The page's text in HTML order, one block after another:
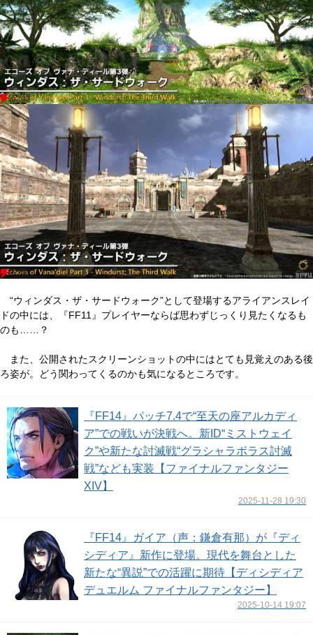
“ウィンダス・ザ・サードウォーク”として登場するアライアンスレイ
ドの中には、『FF11』プレイヤーならば思わずじっくり見たくなるも
のも……？
また、公開されたスクリーンショットの中にはとても見覚えのある後
ろ姿が。どう関わってくるのかも気になるところです。
『FF14』パッチ7.4で“至天の座アルカディ
ア”での戦いが決戦へ。新ID“ミストウェイ
ク”や新たな討滅戦“グラシャラボラス討滅
戦”なども実装【ファイナルファンタジー
XIV】
2025-11-28 19:30
『FF14』ガイア（声：鎌倉有那）が『ディ
シディア』新作に登場。現代を舞台とした
新たな“異説”での活躍に期待【ディシディア
デュエルム ファイナルファンタジー】
2025-10-14 19:07